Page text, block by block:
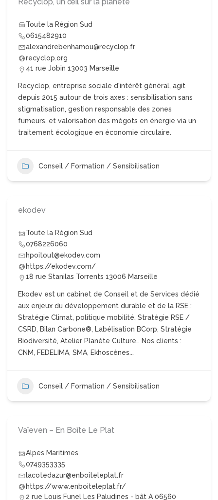
Recyclop, un œil sur la planète
Toute la Région Sud
0615482910
alexandrebenhamou@recyclop.fr
recyclop.org
41 rue Jobin 13003 Marseille
Recyclop, entreprise sociale d'intérêt général, agit
depuis 2015 autour de trois axes : sensibilisation sans
stigmatisation, gestion responsable des zones
fumeurs, et valorisation des mégots en énergie via un
traitement écologique en économie circulaire.
Conseil / Formation / Sensibilisation
ekodev
Toute la Région Sud
0768226060
hpoitout@ekodev.com
https://ekodev.com/
18 rue Stanilas Torrents 13006 Marseille
Ekodev est un cabinet de Conseil et de Services dédié
aux enjeux du développement durable et de la RSE :
Stratégie Climat, politique mobilité, Stratégie RSE /
CSRD, Bilan Carbone®, Labélisation BCorp, Stratégie
Biodiversité, Atelier Planète Culture… Nos clients :
CNM, FEDELIMA, SMA, Ekhoscènes...
Conseil / Formation / Sensibilisation
Vaïeven – En Boîte Le Plat
Alpes Maritimes
0749353335
lacotedazur@enboiteleplat.fr
https://www.enboiteleplat.fr/
2 rue Louis Funel Les Paludines - bât A 06560